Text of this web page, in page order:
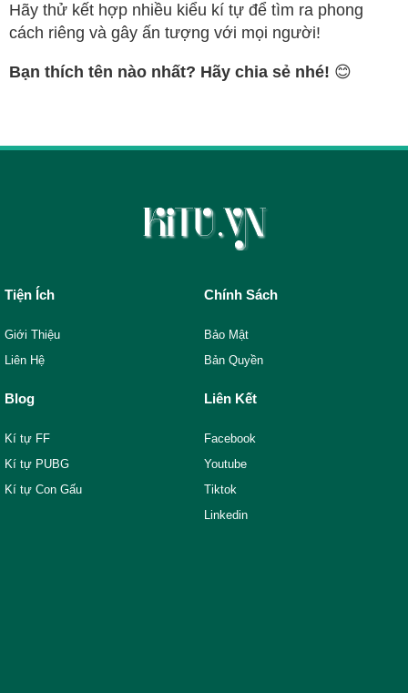
Hãy thử kết hợp nhiều kiểu kí tự để tìm ra phong
cách riêng và gây ấn tượng với mọi người!
Bạn thích tên nào nhất? Hãy chia sẻ nhé! 😊
Tiện Ích
Giới Thiệu
Liên Hệ
Chính Sách
Bảo Mật
Bản Quyền
Blog
Kí tự FF
Kí tự PUBG
Kí tự Con Gấu
Liên Kết
Facebook
Youtube
Tiktok
Linkedin